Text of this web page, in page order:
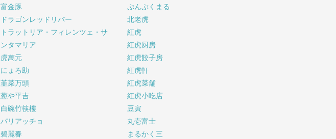
富金豚
ドラゴンレッドリバー
トラットリア・フィレンツェ・サ
ンタマリア
虎萬元
にょろ助
韮菜万頭
葱や平吉
白碗竹筷樓
パリアッチョ
碧麗春
ぷんぷくまる
北老虎
紅虎
紅虎厨房
紅虎餃子房
紅虎軒
紅虎菜舗
紅虎小吃店
豆寅
丸壱富士
まるかく三